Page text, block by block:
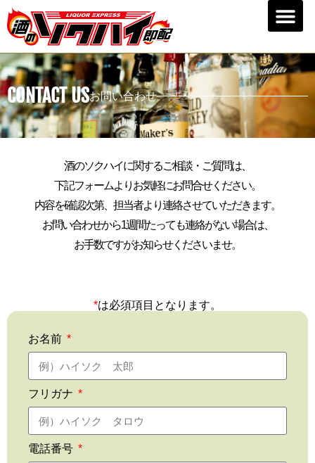
CONTACT USお問い合わせ
酒のソクハイに関するご相談・ご質問は、
下記フォームよりお気軽にお問合せください。
内容を確認次第、担当者より連絡させていただきます。
お問い合わせから1週間たっても連絡がない場合は、
お手数ですがお知らせくださいませ。
*は必須項目となります。
お名前
フリガナ
電話番号